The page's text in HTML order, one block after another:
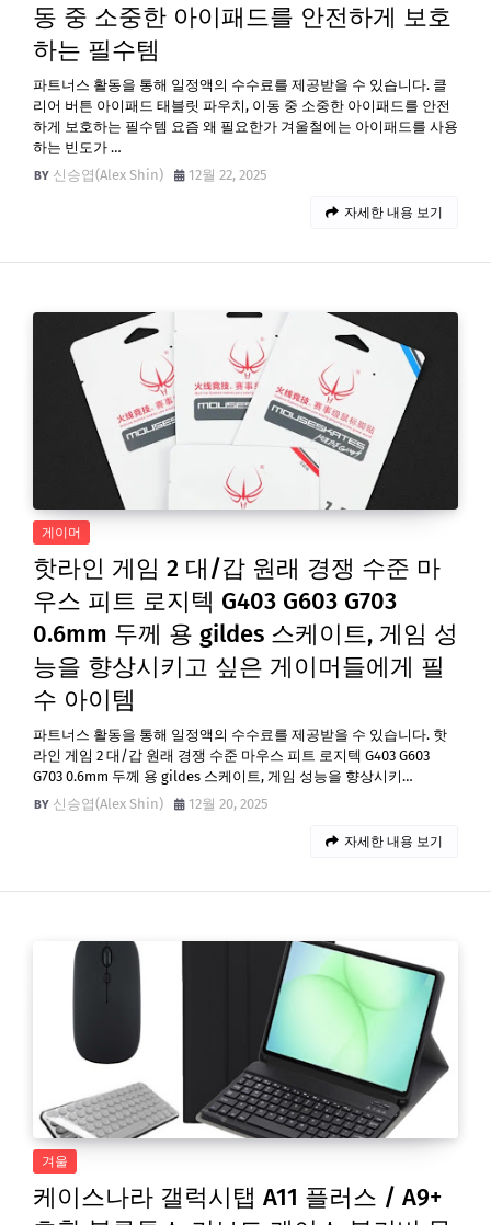
동 중 소중한 아이패드를 안전하게 보호
하는 필수템
파트너스 활동을 통해 일정액의 수수료를 제공받을 수 있습니다. 클
리어 버튼 아이패드 태블릿 파우치, 이동 중 소중한 아이패드를 안전
하게 보호하는 필수템 요즘 왜 필요한가 겨울철에는 아이패드를 사용
하는 빈도가 …
신승엽(Alex Shin)
12월 22, 2025
자세한 내용 보기
게이머
핫라인 게임 2 대/갑 원래 경쟁 수준 마
우스 피트 로지텍 G403 G603 G703
0.6mm 두께 용 gildes 스케이트, 게임 성
능을 향상시키고 싶은 게이머들에게 필
수 아이템
파트너스 활동을 통해 일정액의 수수료를 제공받을 수 있습니다. 핫
라인 게임 2 대/갑 원래 경쟁 수준 마우스 피트 로지텍 G403 G603
G703 0.6mm 두께 용 gildes 스케이트, 게임 성능을 향상시키…
신승엽(Alex Shin)
12월 20, 2025
자세한 내용 보기
겨울
케이스나라 갤럭시탭 A11 플러스 / A9+